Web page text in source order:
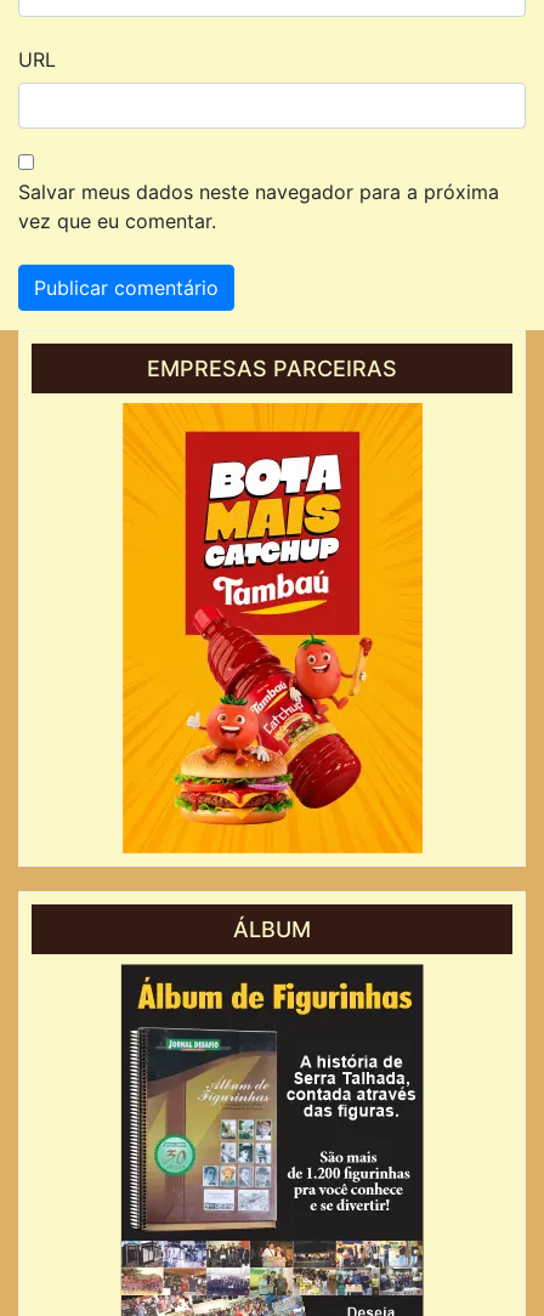
URL
Salvar meus dados neste navegador para a próxima
vez que eu comentar.
EMPRESAS PARCEIRAS
ÁLBUM